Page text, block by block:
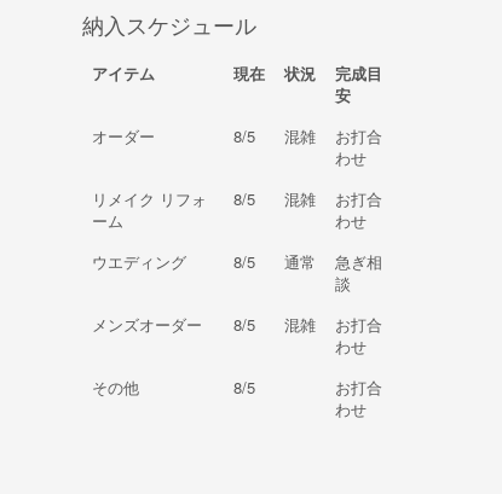
納入スケジュール
アイテム 現在 状況
完成目
安
オーダー
8/5 混雑
お打合
わせ
リメイク リフォ
ーム
8/5 混雑
お打合
わせ
ウエディング
8/5 通常
急ぎ相
談
メンズオーダー
8/5 混雑
お打合
わせ
その他
8/5
お打合
わせ